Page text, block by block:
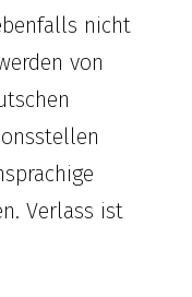
nicht
von
Verlass ist